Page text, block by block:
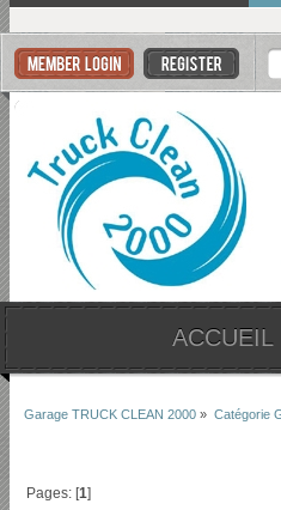
ACCUEIL
Garage TRUCK CLEAN 2000 » Catégorie
Pages: [1]